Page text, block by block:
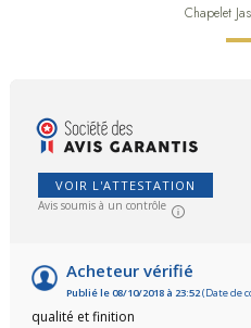
Chapelet
VOIR L'ATTESTATION
Avis soumis à un contrôle
Acheteur vérifié
Publié le 08/10/2018 à 23:52(Date de
qualité et finition